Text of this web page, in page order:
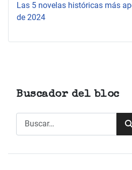
Las 5 novelas históricas más
de 2024
Buscador del bloc